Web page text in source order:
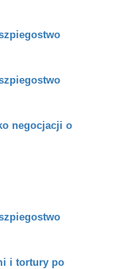
negocjacji o
i tortury po